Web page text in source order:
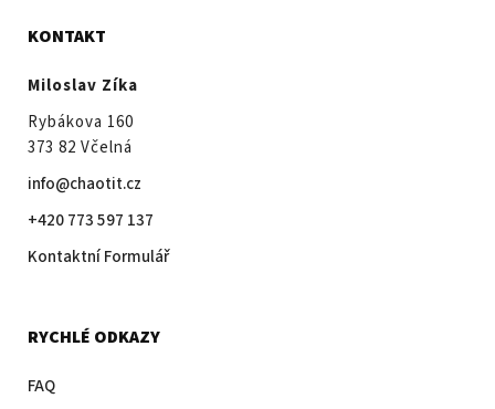
KONTAKT
Miloslav Zíka
Rybákova 160
373 82 Včelná
info@chaotit.cz
+420 773 597 137
Kontaktní Formulář
RYCHLÉ ODKAZY
FAQ